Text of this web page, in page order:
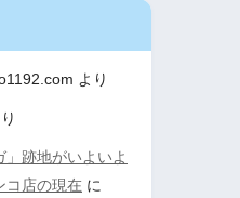
より
跡地がいよいよ
コ店の現在 に